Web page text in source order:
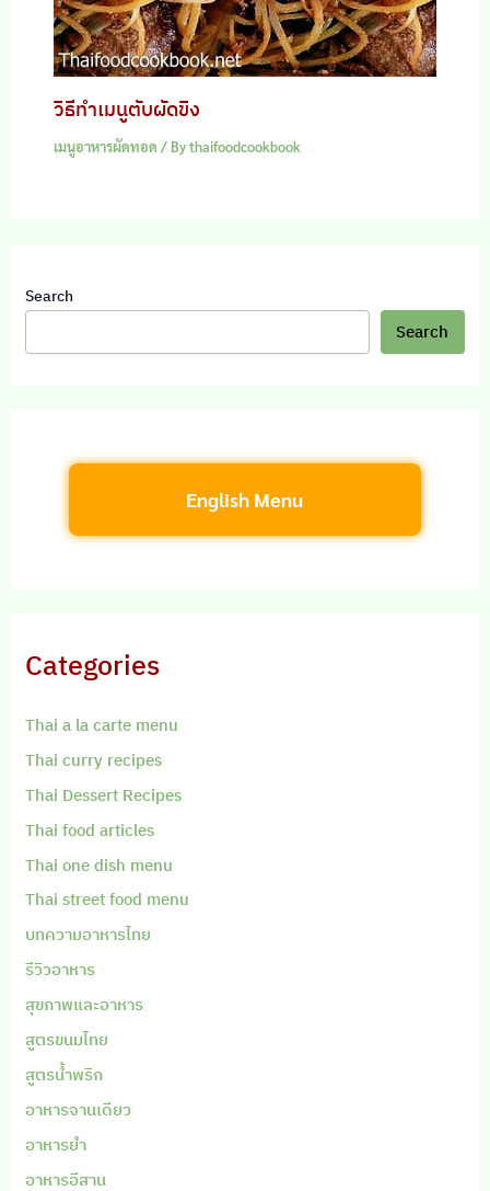
วิธีทำเมนูตับผัดขิง
เมนูอาหารผัดทอด / Bythaifoodcookbook
Search
Search
English Menu
Categories
Thai a la carte menu
Thai curry recipes
Thai Dessert Recipes
Thai food articles
Thai one dish menu
Thai street food menu
บทความอาหารไทย
รีวิวอาหาร
สุขภาพและอาหาร
สูตรขนมไทย
สูตรน้ำพริก
อาหารจานเดียว
อาหารยำ
อาหารอีสาน